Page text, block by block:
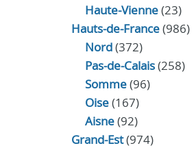
Haute-Vienne(23)
Hauts-de-France(986)
Nord(372)
Pas-de-Calais(258)
Somme(96)
Oise(167)
Aisne(92)
Grand-Est(974)